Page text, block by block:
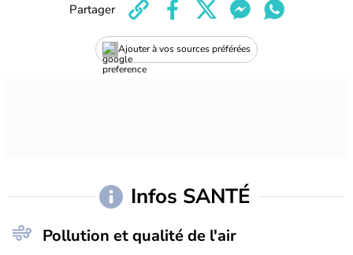
Ajouter à vos sources préférées
Partager
Infos SANTÉ
Pollution et qualité de l'air